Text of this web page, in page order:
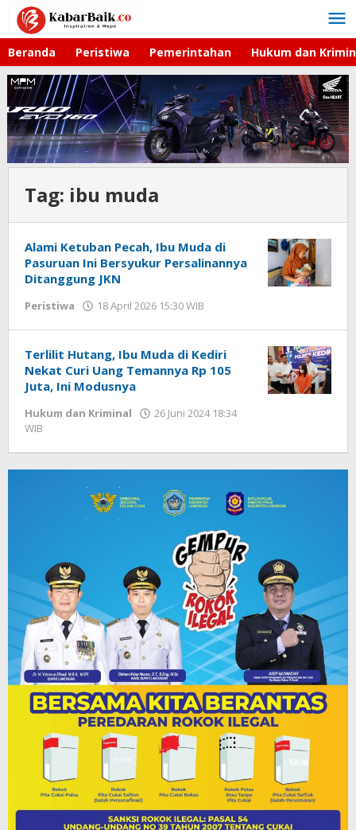
Lewati
konten
Beranda Peristiwa Pemerintahan Hukum dan
Tag: ibu muda
Alami Ketuban Pecah, Ibu Muda di
Pasuruan Ini Bersyukur Persalinannya
Ditanggung JKN
Peristiwa 18 April 2026 15:30 WIB
Terlilit Hutang, Ibu Muda di Kediri
Nekat Curi Uang Temannya Rp 105
Juta, Ini Modusnya
Hukum dan Kriminal
26 Juni 2024 18:34
WIB